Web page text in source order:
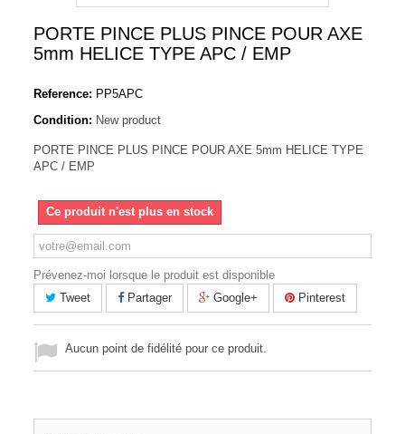
PORTE PINCE PLUS PINCE POUR AXE
5mm HELICE TYPE APC / EMP
Reference: PP5APC
Condition: New product
PORTE PINCE PLUS PINCE POUR AXE 5mm HELICE TYPE
APC / EMP
Ce produit n'est plus en stock
Prévenez-moi lorsque le produit est disponible
Tweet
Partager Google+ Pinterest
Aucun point de fidélité pour ce produit.